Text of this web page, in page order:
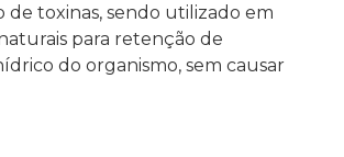
toxinas, sendo utilizado em
para retenção de
do organismo, sem causar